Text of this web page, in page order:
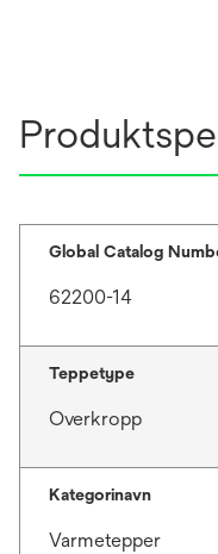
Global Catalog
62200-14
Teppetype
Overkropp
Kategorinavn
Varmetepper